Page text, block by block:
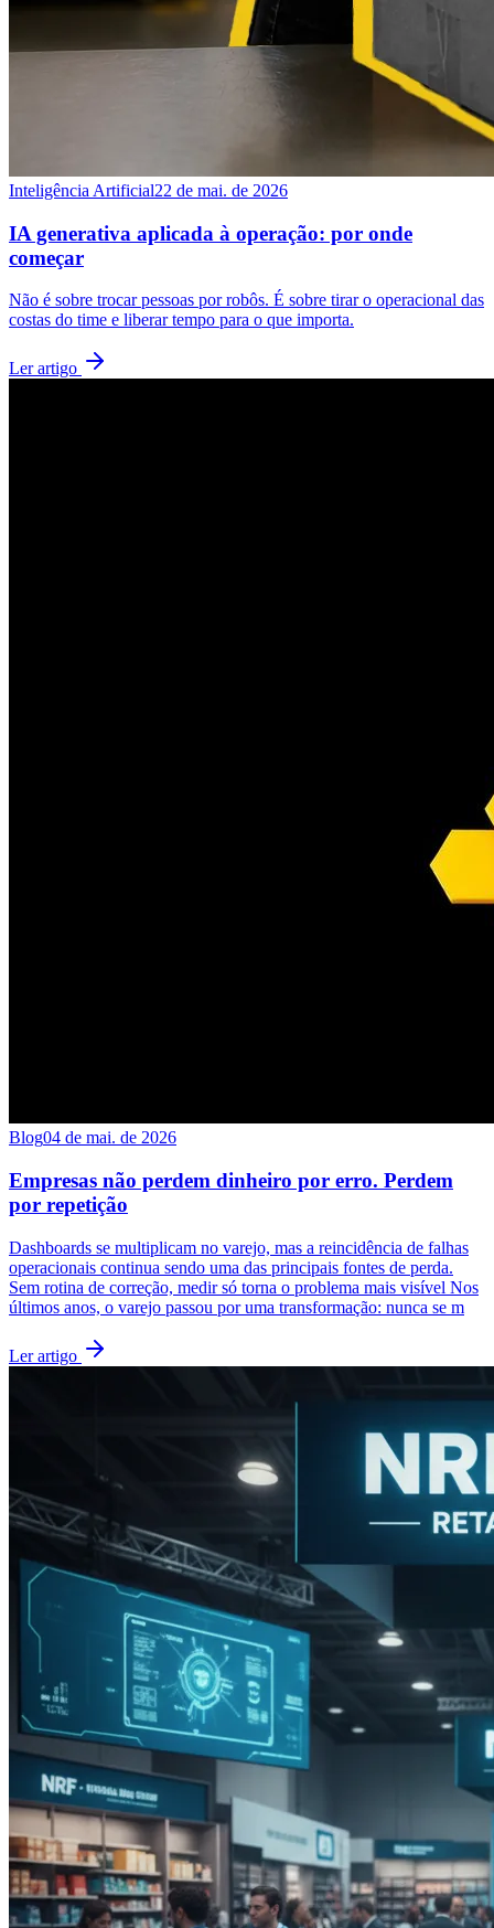
Inteligência Artificial22 de mai. de 2026
IA generativa aplicada à operação: por onde
começar
Não é sobre trocar pessoas por robôs. É sobre tirar o operacional das
costas do time e liberar tempo para o que importa.
Ler artigo
Blog04 de mai. de 2026
Empresas não perdem dinheiro por erro. Perdem
por repetição
Dashboards se multiplicam no varejo, mas a reincidência de falhas
operacionais continua sendo uma das principais fontes de perda.
Sem rotina de correção, medir só torna o problema mais visível Nos
últimos anos, o varejo passou por uma transformação: nunca se m
Ler artigo